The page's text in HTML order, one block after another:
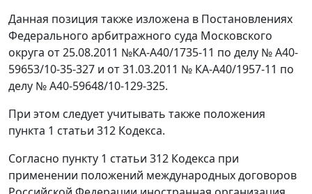
Данная позиция также изложена в Постановлениях
Федерального арбитражного суда Московского
округа от 25.08.2011 №КА-А40/1735-11 по делу № А40-
59653/10-35-327 и от 31.03.2011 № КА-А40/1957-11 по
делу № А40-59648/10-129-325.
При этом следует учитывать также положения
пункта 1 статьи 312 Кодекса.
Согласно пункту 1 статьи 312 Кодекса при
применении положений международных договоров